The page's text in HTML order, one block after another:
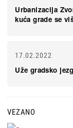
Urbanizacija
kuća grade se
17.02.2022
Uže gradsko
VEZANO